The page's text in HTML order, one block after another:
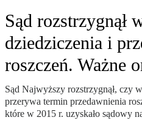
Sąd rozstrzygnął
dziedziczenia i
roszczeń. Ważne
Sąd Najwyższy rozstrzygnął, czy
przerywa termin przedawnienia
które w 2015 r. uzyskało sądowy